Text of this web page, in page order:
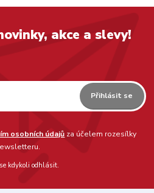
akce a slevy!
Přihlásit se
osobních údajů za účelem rozesílky
kdykoli odhlásit.